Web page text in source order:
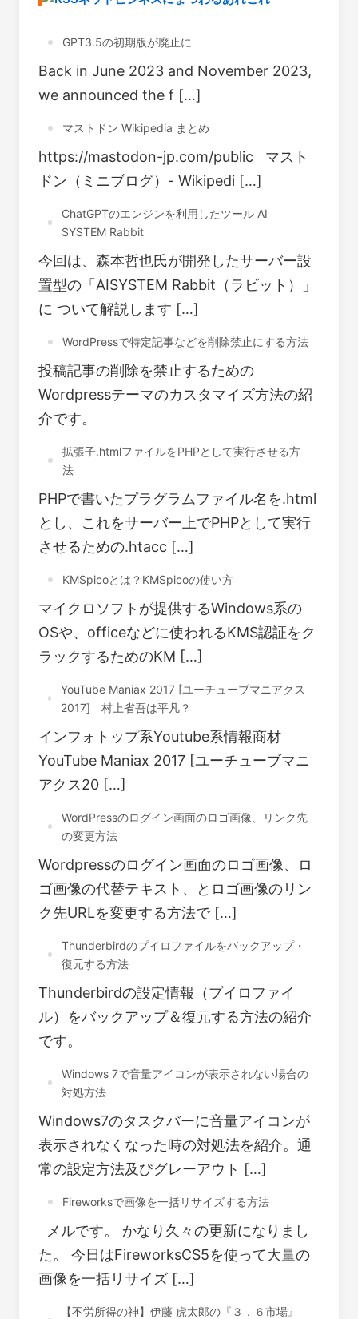
GPT3.5の初期版が廃止に
Back in June 2023 and November 2023,
we announced the f […]
マストドン Wikipedia まとめ
https://mastodon-jp.com/public マスト
ドン（ミニブログ）- Wikipedi […]
ChatGPTのエンジンを利用したツール AI
SYSTEM Rabbit
今回は、森本哲也氏が開発したサーバー設
置型の「AISYSTEM Rabbit（ラビット）」
に ついて解説します […]
WordPressで特定記事などを削除禁止にする方法
投稿記事の削除を禁止するための
Wordpressテーマのカスタマイズ方法の紹
介です。
拡張子.htmlファイルをPHPとして実行させる方
法
PHPで書いたプラグラムファイル名を.html
とし、これをサーバー上でPHPとして実行
させるための.htacc […]
KMSpicoとは？KMSpicoの使い方
マイクロソフトが提供するWindows系の
OSや、officeなどに使われるKMS認証をク
ラックするためのKM […]
YouTube Maniax 2017 [ユーチューブマニアクス
2017] 村上省吾は平凡？
インフォトップ系Youtube系情報商材
YouTube Maniax 2017 [ユーチューブマニ
アクス20 […]
WordPressのログイン画面のロゴ画像、リンク先
の変更方法
Wordpressのログイン画面のロゴ画像、ロ
ゴ画像の代替テキスト、とロゴ画像のリン
ク先URLを変更する方法で […]
Thunderbirdのプイロファイルをバックアップ・
復元する方法
Thunderbirdの設定情報（プイロファイ
ル）をバックアップ＆復元する方法の紹介
です。
Windows 7で音量アイコンが表示されない場合の
対処方法
Windows7のタスクバーに音量アイコンが
表示されなくなった時の対処法を紹介。通
常の設定方法及びグレーアウト […]
Fireworksで画像を一括リサイズする方法
メルです。 かなり久々の更新になりまし
た。 今日はFireworksCS5を使って大量の
画像を一括リサイズ […]
【不労所得の神】伊藤 虎太郎の『３．６市場』